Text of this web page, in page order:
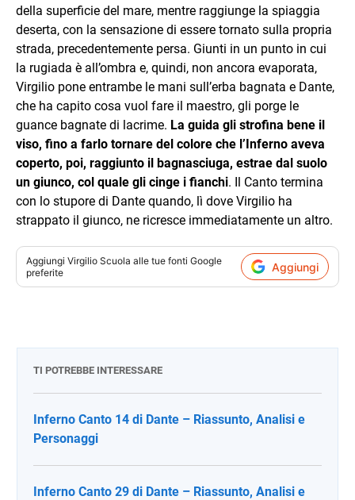
della superficie del mare, mentre raggiunge la spiaggia
deserta, con la sensazione di essere tornato sulla propria
strada, precedentemente persa. Giunti in un punto in cui
la rugiada è all’ombra e, quindi, non ancora evaporata,
Virgilio pone entrambe le mani sull’erba bagnata e Dante,
che ha capito cosa vuol fare il maestro, gli porge le
guance bagnate di lacrime. La guida gli strofina bene il
viso, fino a farlo tornare del colore che l’Inferno aveva
coperto, poi, raggiunto il bagnasciuga, estrae dal suolo
un giunco, col quale gli cinge i fianchi. Il Canto termina
con lo stupore di Dante quando, lì dove Virgilio ha
strappato il giunco, ne ricresce immediatamente un altro.
Aggiungi Virgilio Scuola alle tue fonti Google
preferite
Aggiungi
TI POTREBBE INTERESSARE
Inferno Canto 14 di Dante – Riassunto, Analisi e
Personaggi
Inferno Canto 29 di Dante – Riassunto, Analisi e